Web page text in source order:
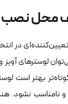
محل نصب
در
لوسترهای آویز و
بهتر است
نامناسب نشود.